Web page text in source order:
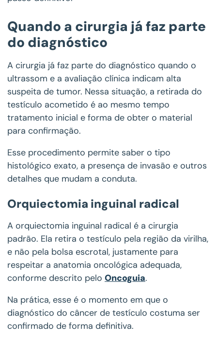
Quando a cirurgia já faz parte
do diagnóstico
A cirurgia já faz parte do diagnóstico quando o
ultrassom e a avaliação clínica indicam alta
suspeita de tumor. Nessa situação, a retirada do
testículo acometido é ao mesmo tempo
tratamento inicial e forma de obter o material
para confirmação.
Esse procedimento permite saber o tipo
histológico exato, a presença de invasão e outros
detalhes que mudam a conduta.
Orquiectomia inguinal radical
A orquiectomia inguinal radical é a cirurgia
padrão. Ela retira o testículo pela região da virilha,
e não pela bolsa escrotal, justamente para
respeitar a anatomia oncológica adequada,
conforme descrito pelo Oncoguia.
Na prática, esse é o momento em que o
diagnóstico do câncer de testículo costuma ser
confirmado de forma definitiva.